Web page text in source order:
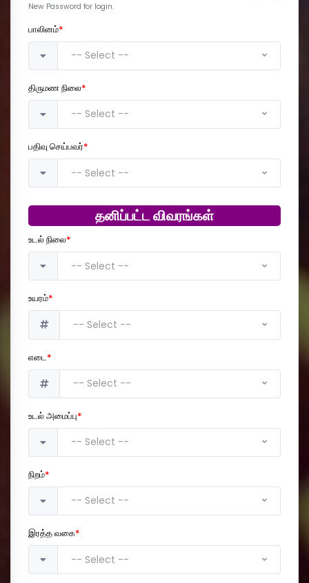
New Password for login.
பாலினம்*
-- Select --
திருமண நிலை*
-- Select --
பதிவு செய்பவர்*
-- Select --
தனிப்பட்ட விவரங்கள்
உடல் நிலை*
-- Select --
உயரம்*
-- Select --
எடை*
-- Select --
உடல் அமைப்பு*
-- Select --
நிறம்*
-- Select --
இரத்த வகை*
-- Select --